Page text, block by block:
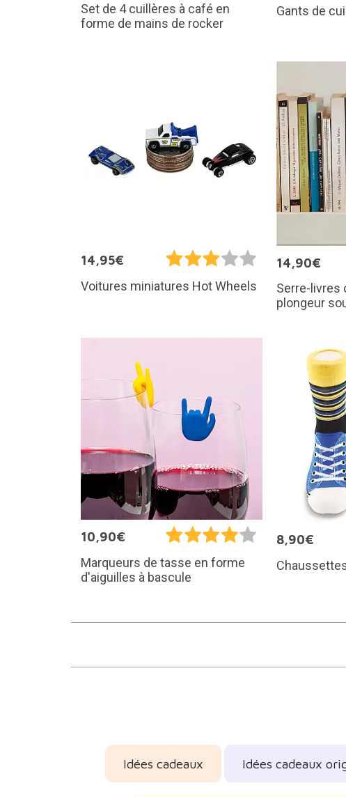
Set de 4 cuillères à café en
forme de mains de rocker
Gants de
14,95€
Voitures miniatures Hot Wheels
14,90€
Serre-livres
plongeur
10,90€
Marqueurs de tasse en forme
d'aiguilles à bascule
8,90€
Idées cadeaux Idées cadeaux